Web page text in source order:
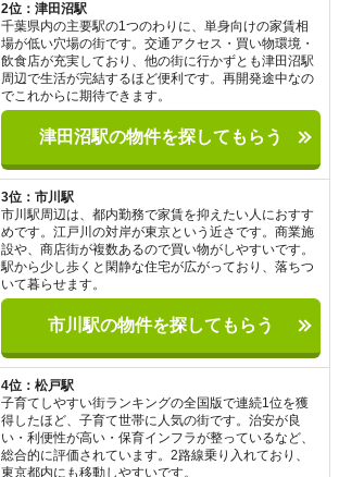
2位：津田沼駅
千葉県内の主要駅の1つのわりに、単身向けの家賃相
場が低い穴場の街です。交通アクセス・買い物環境・
飲食店が充実しており、他の街に行かずとも津田沼駅
周辺で生活が完結するほど便利です。再開発途中なの
でこれからに期待できます。
津田沼駅の物件を探してもらう
3位：市川駅
市川駅周辺は、都内勤務で家賃を抑えたい人におすす
めです。江戸川の対岸が東京という近さです。商業施
設や、商店街が複数あるので買い物がしやすいです。
駅から少し歩くと閑静な住宅が広がっており、落ちつ
いて暮らせます。
市川駅の物件を探してもらう
4位：松戸駅
子育てしやすい街ランキングの全国版で連続1位を獲
得したほど、子育て世帯に人気の街です。治安が良
い・利便性が高い・保育インフラが整っているなど、
総合的に評価されています。2路線乗り入れており、
東京都内にも移動しやすいです。